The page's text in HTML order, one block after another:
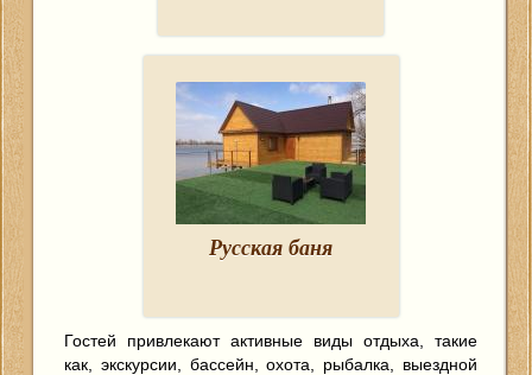
Русская баня
Гостей привлекают активные виды отдыха, такие
как, экскурсии, бассейн, охота, рыбалка, выездной